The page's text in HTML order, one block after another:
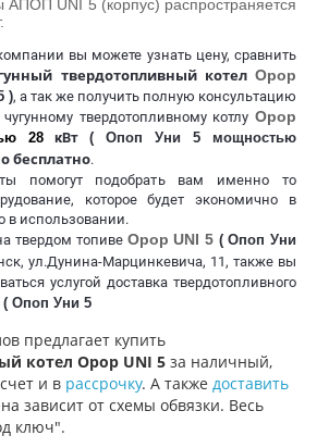
АПОП UNI 5 (корпус) распространяется
вы можете узнать цену, сравнить
твердотопливный котелOpop
), а так же получить полную консультацию
твердотопливному котлу Opop
28 кВт ( Опоп Уни 5 мощностью
бесплатно.
помогут подобрать вам именно то
которое будет экономично в
в использовании.
твердом топиве Opop UNI 5(Опоп Уни
ул.Дунина-Марцинкевича, 11, также вы
услугой доставка твердотопливного
( Опоп Уни 5
предлагает купить
котел Opop UNI 5 за наличный,
и в рассрочку. А также доставить
зависит от схемы обвязки. Весь
ключ".